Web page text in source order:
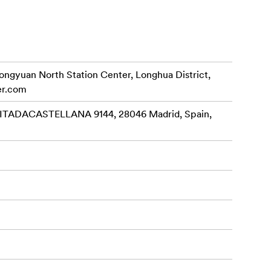
North Station Center, Longhua District,
9144, 28046 Madrid, Spain,